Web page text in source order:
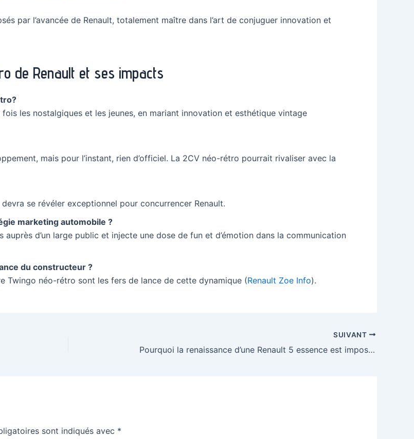
par l’avancée de Renault, totalement maître dans l’art de conjuguer innovation et
de Renault et ses impacts
les nostalgiques et les jeunes, en mariant innovation et esthétique vintage
mais pour l’instant, rien d’officiel. La 2CV néo-rétro pourrait rivaliser avec la
se révéler exceptionnel pour concurrencer Renault.
marketing automobile ?
d’un large public et injecte une dose de fun et d’émotion dans la communication
du constructeur ?
Twingo néo-rétro sont les fers de lance de cette dynamique (Renault Zoe Info).
SUIVANT
Pourquoi la renaissance d’une Renault 5 essence est impossible aujourd’hui
sont indiqués avec *